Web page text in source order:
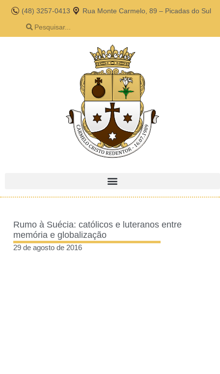
(48) 3257-0413 Rua Monte Carmelo, 89 – Picadas do Sul
Rumo à Suécia: católicos e luteranos entre
memória e globalização
29 de agosto de 2016